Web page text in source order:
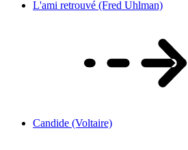
L'ami retrouvé (Fred Uhlman)
Candide (Voltaire)